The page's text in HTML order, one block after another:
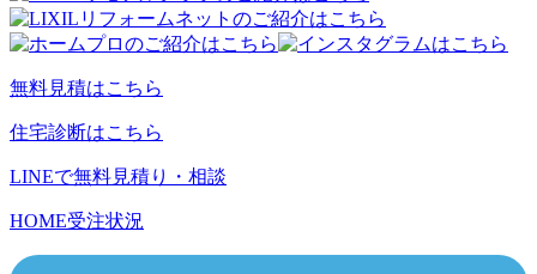
無料見積はこちら
住宅診断はこちら
LINEで無料見積り・相談
HOME受注状況